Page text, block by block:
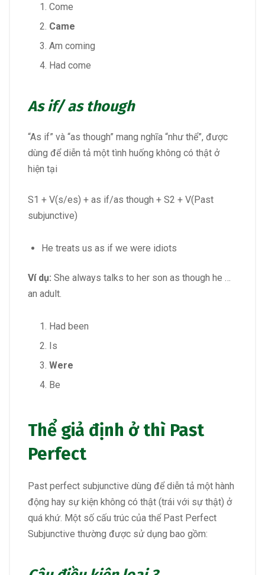
Come
Came
Am coming
Had come
As if/ as though
“As if” và “as though” mang nghĩa “như thể”, được
dùng để diễn tả một tình huống không có thật ở
hiện tại
S1 + V(s/es) + as if/as though + S2 + V(Past
subjunctive)
He treats us as if we were idiots
Ví dụ: She always talks to her son as though he …
an adult.
Had been
Is
Were
Be
Thể giả định ở thì Past
Perfect
Past perfect subjunctive dùng để diễn tả một hành
động hay sự kiện không có thật (trái với sự thật) ở
quá khứ. Một số cấu trúc của thể Past Perfect
Subjunctive thường được sử dụng bao gồm: